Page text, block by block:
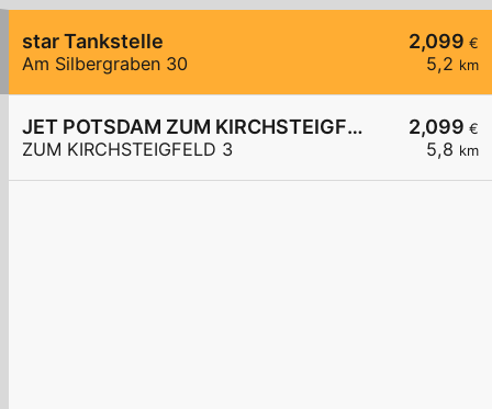
2,099 €
5,2 km
star Tankstelle
Am Silbergraben 30
2,099 €
5,8 km
JET POTSDAM ZUM KIRCHSTEIGFELD 3
ZUM KIRCHSTEIGFELD 3